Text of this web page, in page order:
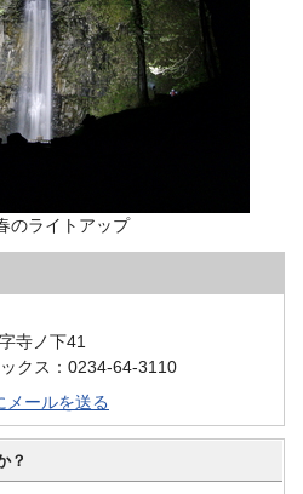
のライトアップ
寺ノ下41
クス：0234-64-3110
メールを送る
？